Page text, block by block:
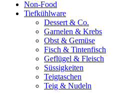
Non-Food
Tiefkühlware
Dessert & Co.
Garnelen & Krebs
Obst & Gemüse
Fisch & Tintenfisch
Geflügel & Fleisch
Süssigkeiten
Teigtaschen
Teig & Nudeln